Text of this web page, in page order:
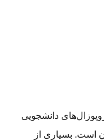
دانشجویی
است. بسیاری از